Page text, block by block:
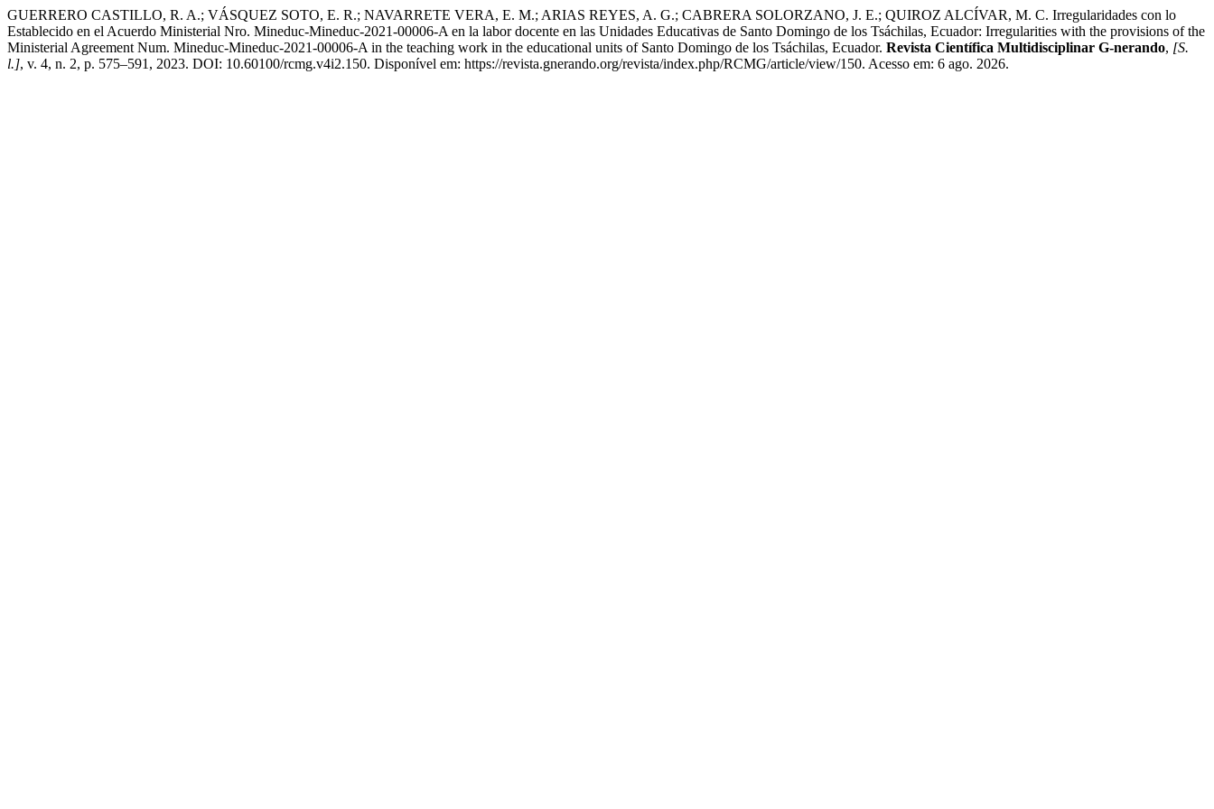
GUERRERO CASTILLO, R. A.; VÁSQUEZ SOTO, E. R.; NAVARRETE VERA, E. M.; ARIAS REYES, A. G.; CABRERA SOLORZANO, J. E.; QUIROZ ALCÍVAR, M. C. Irregularidades con lo
Establecido en el Acuerdo Ministerial Nro. Mineduc-Mineduc-2021-00006-A en la labor docente en las Unidades Educativas de Santo Domingo de los Tsáchilas, Ecuador: Irregularities with the provisions of the
Ministerial Agreement Num. Mineduc-Mineduc-2021-00006-A in the teaching work in the educational units of Santo Domingo de los Tsáchilas, Ecuador. Revista Científica Multidisciplinar G-nerando, [S.
l.], v. 4, n. 2, p. 575–591, 2023. DOI: 10.60100/rcmg.v4i2.150. Disponível em: https://revista.gnerando.org/revista/index.php/RCMG/article/view/150. Acesso em: 6 ago. 2026.